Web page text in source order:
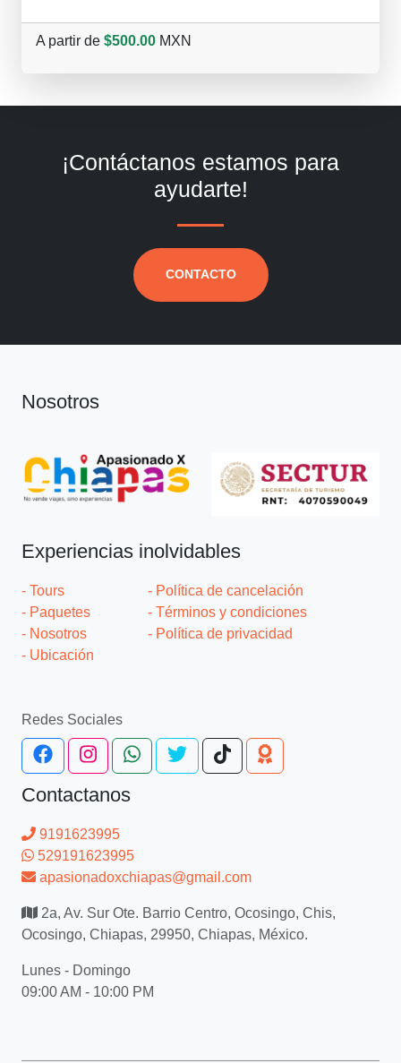
A partir de $500.00 MXN
¡Contáctanos estamos para
ayudarte!
CONTACTO
Nosotros
Experiencias inolvidables
- Tours
- Paquetes
- Nosotros
- Ubicación
- Política de cancelación
- Términos y condiciones
- Política de privacidad
Redes Sociales
Contactanos
9191623995
529191623995
apasionadoxchiapas@gmail.com
2a, Av. Sur Ote. Barrio Centro, Ocosingo, Chis,
Ocosingo, Chiapas, 29950, Chiapas, México.
Lunes - Domingo
09:00 AM - 10:00 PM